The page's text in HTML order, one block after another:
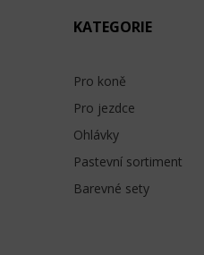
KATEGORIE
Pro koně
Pro jezdce
Ohlávky
Pastevní sortiment
Barevné sety